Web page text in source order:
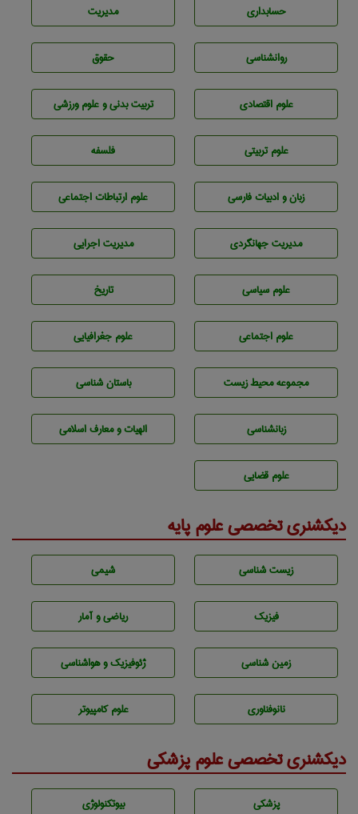
حسابداری مديريت
روانشناسی حقوق
علوم اقتصادی تربيت بدنی و علوم ورزشی
علوم تربيتی فلسفه
زبان و ادبيات فارسی علوم ارتباطات اجتماعی
مديريت جهانگردی مديريت اجرايی
علوم سياسی تاريخ
علوم اجتماعی علوم جغرافيايی
مجموعه محيط زيست باستان شناسی
زبانشناسی الهیات و معارف اسلامی
علوم قضایی
دیکشنری تخصصی علوم پایه
زيست شناسی شيمی
فیزیک ریاضی و آمار
زمين شناسی ژئوفيزيك و هواشناسی
نانوفناوری علوم کامپیوتر
دیکشنری تخصصی علوم پزشکی
پزشكی بيوتكنولوژی